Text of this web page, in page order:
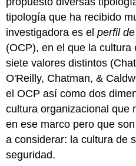
tipología que ha recibido
investigadora es elperfil
(OCP), en el que la cultura
siete valores distintos
O'Reilly, Chatman, &
el OCP así como dos
cultura organizacional que
en ese marco pero que
a considerar: la cultura de
seguridad.